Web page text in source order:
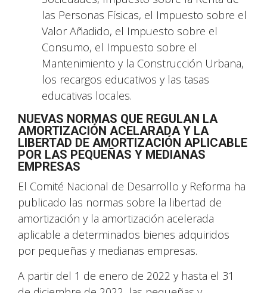
las Personas Físicas, el Impuesto sobre el
Valor Añadido, el Impuesto sobre el
Consumo, el Impuesto sobre el
Mantenimiento y la Construcción Urbana,
los recargos educativos y las tasas
educativas locales.
NUEVAS NORMAS QUE REGULAN LA
AMORTIZACIÓN ACELARADA Y LA
LIBERTAD DE AMORTIZACIÓN APLICABLE
POR LAS PEQUEÑAS Y MEDIANAS
EMPRESAS
El Comité Nacional de Desarrollo y Reforma ha
publicado las normas sobre la libertad de
amortización y la amortización acelerada
aplicable a determinados bienes adquiridos
por pequeñas y medianas empresas.
A partir del 1 de enero de 2022 y hasta el 31